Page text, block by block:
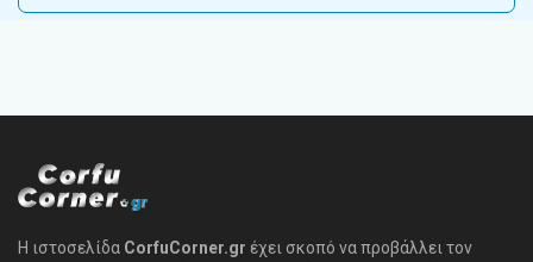
Η ιστοσελίδα CorfuCorner.gr έχει σκοπό να προβάλλει τον